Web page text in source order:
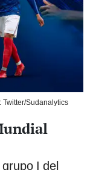
Sudanalytics
I del